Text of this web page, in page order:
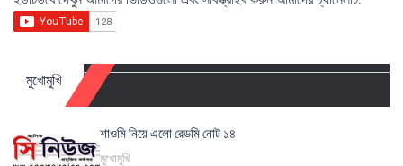
মুখোমুখি
শাওমি নিয়ে এলো রেডমি নোট ১৪
মুখোমুখি